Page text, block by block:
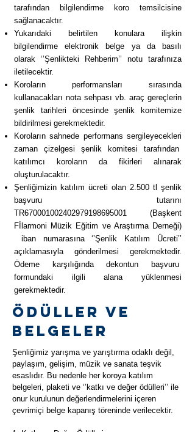
tarafından bilgilendirme koro temsilcisine
sağlanacaktır.
Yukarıdaki belirtilen konulara ilişkin
bilgilendirme elektronik belge ya da basılı
olarak ‘’Şenlikteki Rehberim’’ notu tarafınıza
iletilecektir.
Koroların performansları sırasında
kullanacakları nota sehpası vb. araç gereçlerin
şenlik tarihleri öncesinde şenlik komitemize
bildirilmesi gerekmektedir.
Koroların sahnede performans sergileyecekleri
zaman çizelgesi şenlik komitesi tarafından
katılımcı koroların da fikirleri alınarak
oluşturulacaktır.
Şenliğimizin katılım ücreti olan 2.500 tl şenlik
başvuru tutarını
TR670001002402979198695001 (Başkent
Fİlarmoni Müzik Eğitim ve Araştırma Derneği)
iban numarasına ‘’Şenlik Katılım Ücreti’’
açıklamasıyla gönderilmesi gerekmektedir.
Ödeme karşılığında dekontun başvuru
formundaki ilgili alana yüklenmesi
gerekmektedir.
Ödüller ve
belgeler
Şenliğimiz yarışma ve yarıştırma odaklı değil,
paylaşım, gelişim, müzik ve sanata teşvik
esaslıdır. Bu nedenle her koroya katılım
belgeleri, plaketi ve ‘’katkı ve değer ödülleri’’ ile
onur kurulunun değerlendirmelerini içeren
çevrimiçi belge kapanış töreninde verilecektir.